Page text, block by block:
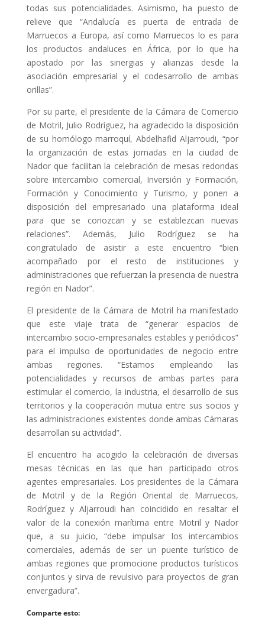
todas sus potencialidades. Asimismo, ha puesto de
relieve que “Andalucía es puerta de entrada de
Marruecos a Europa, así como Marruecos lo es para
los productos andaluces en África, por lo que ha
apostado por las sinergias y alianzas desde la
asociación empresarial y el codesarrollo de ambas
orillas”.
Por su parte, el presidente de la Cámara de Comercio
de Motril, Julio Rodríguez, ha agradecido la disposición
de su homólogo marroquí, Abdelhafid Aljarroudi, “por
la organización de estas jornadas en la ciudad de
Nador que facilitan la celebración de mesas redondas
sobre intercambio comercial, Inversión y Formación,
Formación y Conocimiento y Turismo, y ponen a
disposición del empresariado una plataforma ideal
para que se conozcan y se establezcan nuevas
relaciones”. Además, Julio Rodríguez se ha
congratulado de asistir a este encuentro “bien
acompañado por el resto de instituciones y
administraciones que refuerzan la presencia de nuestra
región en Nador”.
El presidente de la Cámara de Motril ha manifestado
que este viaje trata de “generar espacios de
intercambio socio-empresariales estables y periódicos”
para el impulso de oportunidades de negocio entre
ambas regiones. “Estamos empleando las
potencialidades y recursos de ambas partes para
estimular el comercio, la industria, el desarrollo de sus
territorios y la cooperación mutua entre sus socios y
las administraciones existentes donde ambas Cámaras
desarrollan su actividad”.
El encuentro ha acogido la celebración de diversas
mesas técnicas en las que han participado otros
agentes empresariales. Los presidentes de la Cámara
de Motril y de la Región Oriental de Marruecos,
Rodríguez y Aljarroudi han coincidido en resaltar el
valor de la conexión marítima entre Motril y Nador
que, a su juicio, “debe impulsar los intercambios
comerciales, además de ser un puente turístico de
ambas regiones que promocione productos turísticos
conjuntos y sirva de revulsivo para proyectos de gran
envergadura”.
Comparte esto: